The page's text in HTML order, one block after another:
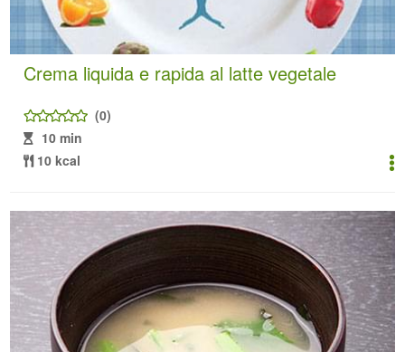
Crema liquida e rapida al latte vegetale
(0)
10 min
10 kcal